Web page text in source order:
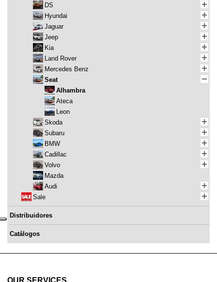
DS
Hyundai
Jaguar
Jeep
Kia
Land Rover
Mercedes Benz
Seat
Alhambra
Ateca
Leon
Skoda
Subaru
BMW
Cadillac
Volvo
Mazda
Audi
Sale
Distribuidores
Catálogos
OUR SERVICES